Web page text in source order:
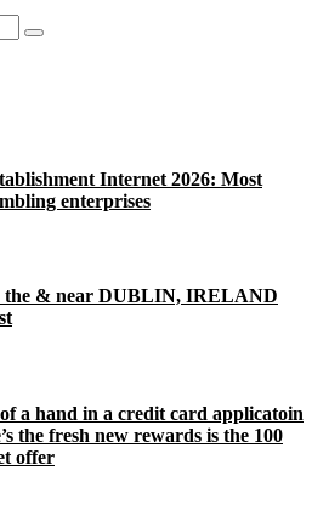
Internet 2026: Most
enterprises
the & near DUBLIN, IRELAND
a hand in a credit card applicatoin
the fresh new rewards is the 100
offer